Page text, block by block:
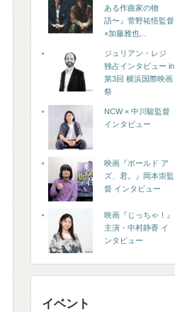
ある作曲家の物
語〜』菅野祐悟監督
×加藤雅也...
ジュリアン・レジ
独占インタビュー in
第3回 横浜国際映画
祭
NCW × 中川駿監督
インタビュー
映画『ボールド ア
ズ、君。』岡本崇監
督 インタビュー
映画『じっちゃ！』
主演・中村静香 イ
ンタビュー
イベント